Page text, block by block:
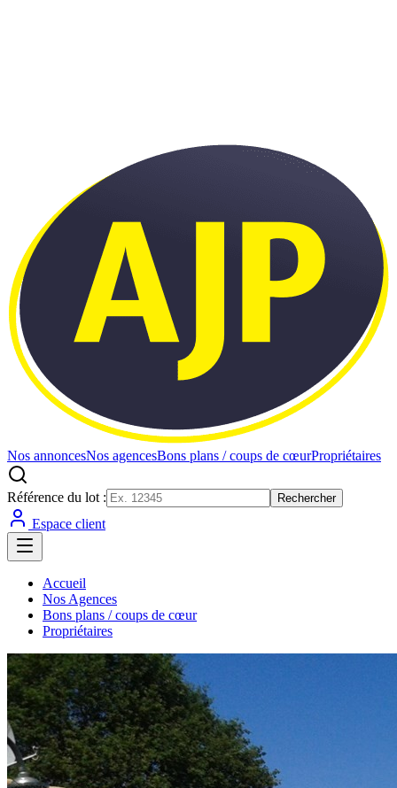
Nos annoncesNos agencesBons plans / coups de cœurPropriétaires
Référence du lot : Rechercher
Espace client
Accueil
Nos Agences
Bons plans / coups de cœur
Propriétaires